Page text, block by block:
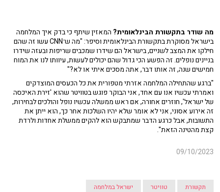
מה שודר בתקשורת הבינלאומית? המאזין שיתף כי בדק איך המלחמה
בישראל מסוקרת בתקשורת הבינלאומית וסיפר: "מה ש־CNN עשו זה שהם
חילקו את המצב לשניים, בישראל הם שידרו שמכבים שריפות ובעזה שידרו
בניינים נופלים. זה הפשע הכי גדול שהם יכולים לעשות, עיוותו לנו את המוח
חמישים שנה, זה אותו דבר, אתה מסכים איתי או לא?"
"ברגע שהתחילה המלחמה אזרתי מטפורית את כל הכעסים המוצדקים
ואמרתי עכשיו אנו עם אחד, אני הבוקר פוגש בטוויטר שהוא 'זירת האיכסה
של ישראל', חוזרים אחורה, אם ראש ממשלה עכשיו נופל והולכים לבחירות,
זה אירוע אסוני, אני לא אומר שלא יהיו השלכות אחר כך, הוא ייתן את
התשובות, אבל כרגע הדבר שמתבקש הוא להקים ממשלת אחדות ולרדת
קצת מהטינה הזאת".
09/10/2023
תקשורת טוויטר ישראל במלחמה